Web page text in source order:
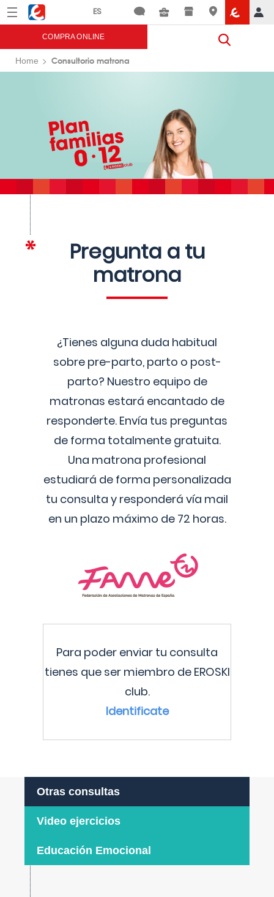
Menú Eroski
COMPRA ONLINE
Home Consultorio matrona
Pregunta a tu
matrona
¿Tienes alguna duda habitual
sobre pre-parto, parto o post-
parto? Nuestro equipo de
matronas estará encantado de
responderte. Envía tus preguntas
de forma totalmente gratuita.
Una matrona profesional
estudiará de forma personalizada
tu consulta y responderá vía mail
en un plazo máximo de 72 horas.
Para poder enviar tu consulta
tienes que ser miembro de EROSKI
club.
Identificate
Otras consultas
Video ejercicios
Educación Emocional